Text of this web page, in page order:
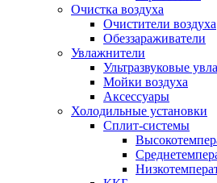
Очистка воздуха
Очистители воздуха
Обеззараживатели
Увлажнители
Ультразвуковые
Мойки воздуха
Аксессуары
Холодильные установки
Сплит-системы